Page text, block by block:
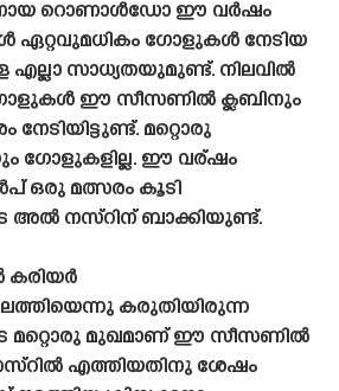
റൊണാൾഡോ ഈ വർഷം
ഏറ്റവുമധികം ഗോളുകൾ നേടിയ
എല്ലാ സാധ്യതയുമുണ്ട്. നിലവിൽ
ഈ സീസണിൽ ക്ലബിനും
നേടിയിട്ടുണ്ട്. മറ്റൊരു
ഗോളുകളില്ല. ഈ വര്ഷം
ഒരു മത്സരം കൂടി
നസ്റിന് ബാക്കിയുണ്ട്.
കരുതിയിരുന്ന
മുഖമാണ് ഈ സീസണിൽ
എത്തിയതിനു ശേഷം